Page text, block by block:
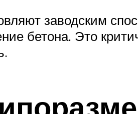
заводским
бетона. Это